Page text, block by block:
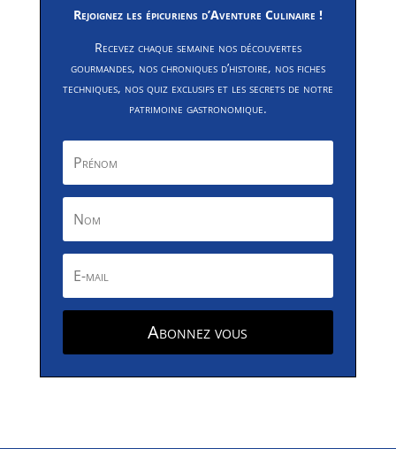
Rejoignez les épicuriens d’Aventure Culinaire !
Recevez chaque semaine nos découvertes
gourmandes, nos chroniques d’histoire, nos fiches
techniques, nos quiz exclusifs et les secrets de notre
patrimoine gastronomique.
Abonnez vous